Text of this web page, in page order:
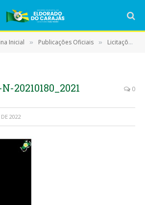
Inicial » Publicações Oficiais » Licitações
20210180_2021 0
2022